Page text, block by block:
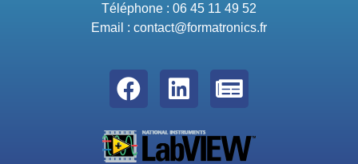
Téléphone : 06 45 11 49 52
Email : contact@formatronics.fr